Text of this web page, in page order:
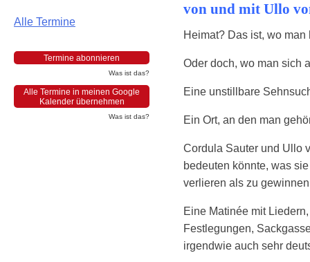
von und mit Ullo
Heimat? Das ist, wo man
Oder doch, wo man sich
Eine unstillbare
Ein Ort, an den man
Cordula Sauter und Ullo
bedeuten könnte, was
verlieren als zu
Eine Matinée mit
Festlegungen,
irgendwie auch sehr
Alle Termine
Termine abonnieren
Was ist das?
Alle Termine in meinen Google
Kalender übernehmen
Was ist das?